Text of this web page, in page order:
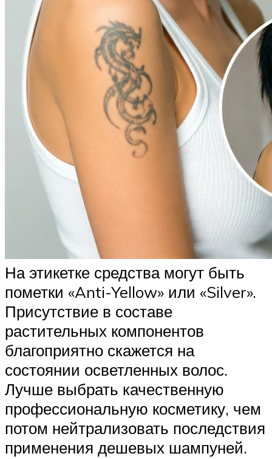
На этикетке средства могут быть
пометки «Anti-Yellow» или «Silver».
Присутствие в составе
растительных компонентов
благоприятно скажется на
состоянии осветленных волос.
Лучше выбрать качественную
профессиональную косметику, чем
потом нейтрализовать последствия
применения дешевых шампуней.